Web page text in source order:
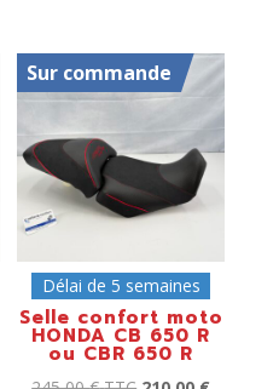
Sur commande
Délai de 5 semaines
Selle confort moto
HONDA CB 650 R
ou CBR 650 R